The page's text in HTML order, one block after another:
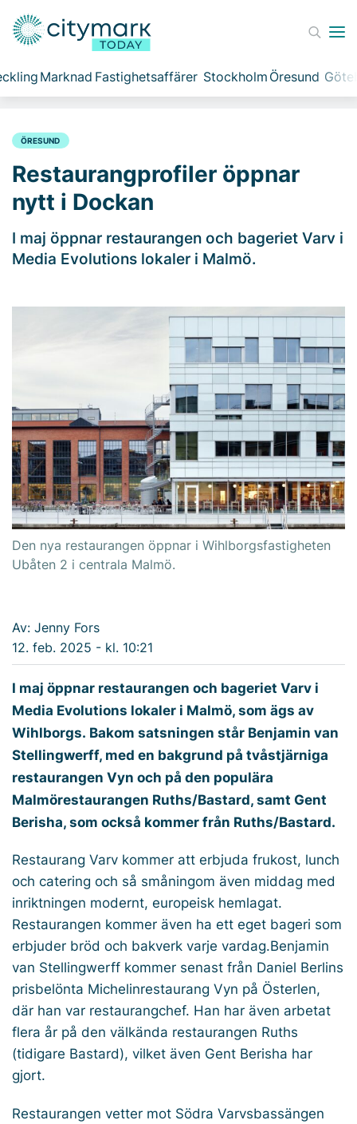
Marknad Fastighetsaffärer Stockholm Öresund
ÖRESUND
Restaurangprofiler öppnar
nytt i Dockan
I maj öppnar restaurangen och bageriet Varv i
Media Evolutions lokaler i Malmö.
Den nya restaurangen öppnar i Wihlborgsfastigheten
Ubåten 2 i centrala Malmö.
Av: Jenny Fors
12. feb. 2025 - kl. 10:21
I maj öppnar restaurangen och bageriet Varv i
Media Evolutions lokaler i Malmö, som ägs av
Wihlborgs. Bakom satsningen står Benjamin van
Stellingwerff, med en bakgrund på tvåstjärniga
restaurangen Vyn och på den populära
Malmörestaurangen Ruths/Bastard, samt Gent
Berisha, som också kommer från Ruths/Bastard.
Restaurang Varv kommer att erbjuda frukost, lunch
och catering och så småningom även middag med
inriktningen modernt, europeisk hemlagat.
Restaurangen kommer även ha ett eget bageri som
erbjuder bröd och bakverk varje vardag.Benjamin
van Stellingwerff kommer senast från Daniel Berlins
prisbelönta Michelinrestaurang Vyn på Österlen,
där han var restaurangchef. Han har även arbetat
flera år på den välkända restaurangen Ruths
(tidigare Bastard), vilket även Gent Berisha har
gjort.
Restaurangen vetter mot Södra Varvsbassängen